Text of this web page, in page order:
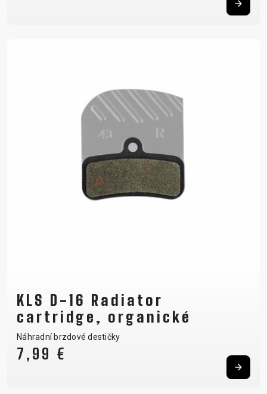
KLS D-16 Radiator
cartridge, organické
Náhradní brzdové destičky
7,99 €